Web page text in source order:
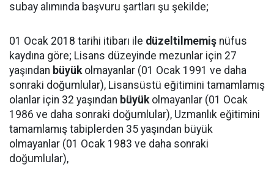
subay alımında başvuru şartları şu şekilde;
01 Ocak 2018 tarihi itibarı ile düzeltilmemiş nüfus
kaydına göre; Lisans düzeyinde mezunlar için 27
yaşından büyük olmayanlar (01 Ocak 1991 ve daha
sonraki doğumlular), Lisansüstü eğitimini tamamlamış
olanlar için 32 yaşından büyük olmayanlar (01 Ocak
1986 ve daha sonraki doğumlular), Uzmanlık eğitimini
tamamlamış tabiplerden 35 yaşından büyük
olmayanlar (01 Ocak 1983 ve daha sonraki
doğumlular),